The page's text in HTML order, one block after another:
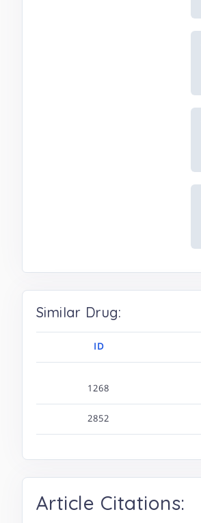
Similar Drug:
ID
1268
2852
Article Citations: